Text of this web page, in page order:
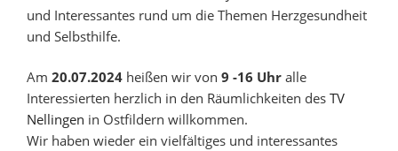
und Interessantes rund um die Themen Herzgesundheit
und Selbsthilfe.
Am 20.07.2024 heißen wir von 9 -16 Uhr alle
Interessierten herzlich in den Räumlichkeiten des TV
Nellingen in Ostfildern willkommen.
Wir haben wieder ein vielfältiges und interessantes